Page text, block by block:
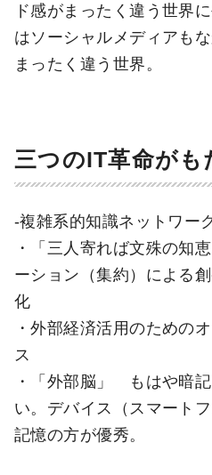
ド感がまったく違う世界
はソーシャルメディアも
まったく違う世界。
三つのIT革命がも
-複雑系的知識ネットワー
・「三人寄れば文殊の知
ーション（集約）による
化
・外部経済活用のための
ス
・「外部脳」 もはや暗
い。デバイス（スマート
記憶の方が優秀。